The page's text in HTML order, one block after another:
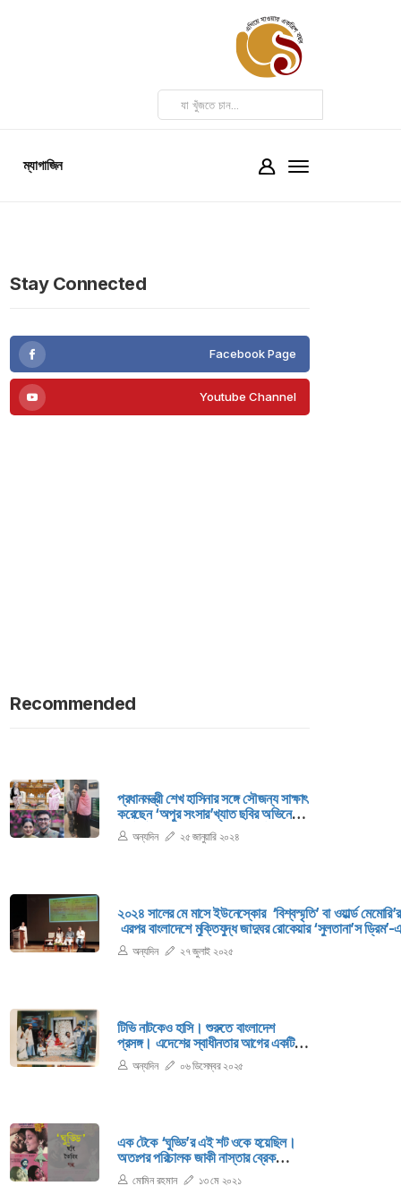
ম্যাগাজিন
Stay Connected
Facebook Page
Youtube Channel
Recommended
প্রধানমন্ত্রী শেখ হাসিনার সঙ্গে সৌজন্য সাক্ষাৎ
করেছেন ‘অপুর সংসার’খ্যাত ছবির অভিনেত্রী
শর্মিলা ঠাকুর। ২২তম ঢাকা আন্তর্জাতিক
চলচ্চিত্র উৎসবে যোগ দিতে ভারতীয়
অন্যদিন ২৫ জানুয়ারি ২০২৪
২০২৪ সালের মে মাসে ইউনেস্কোর ‘বিশ্বস্মৃতি’ বা ওয়ার্ল্ড
এরপর বাংলাদেশে মুক্তিযুদ্ধ জাদুঘর রোকেয়ার ‘সুলতানা’স
অন্যদিন ২৭ জুলাই ২০২৫
টিভি নাটকেও হাসি। শুরুতে বাংলাদেশ
প্রসঙ্গ। এদেশের স্বাধীনতার আগের একটি
বিখ্যাত হাসির টিভি নাটক হলো, ‘মুখরা রমণী
বশীকরণ’।
অন্যদিন ০৬ ডিসেম্বর ২০২৫
এক টেকে ‘ঘুড্ডি’র এই শট ওকে হয়েছিল।
অতঃপর পরিচালক জাকী নাস্তার ব্রেক
দিয়েছিলেন। জানিয়েছিলেন এখন তিনি সংলাপ
লিখবেন, প্রথম সিকোয়েন্সের। তৈরি
মোমিন রহমান ১৩ মে ২০২১